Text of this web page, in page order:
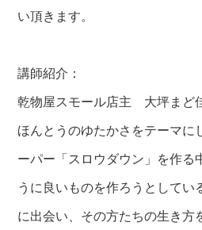
い頂きます。
講師紹介：
乾物屋スモール店主 大坪まど
ほんとうのゆたかさをテーマに
ーパー「スロウダウン」を作る
うに良いものを作ろうとしてい
に出会い、その方たちの生き方